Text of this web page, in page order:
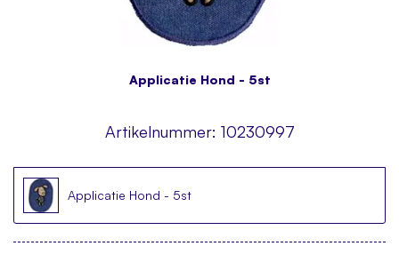
Applicatie Hond - 5st
Artikelnummer: 10230997
Applicatie Hond - 5st